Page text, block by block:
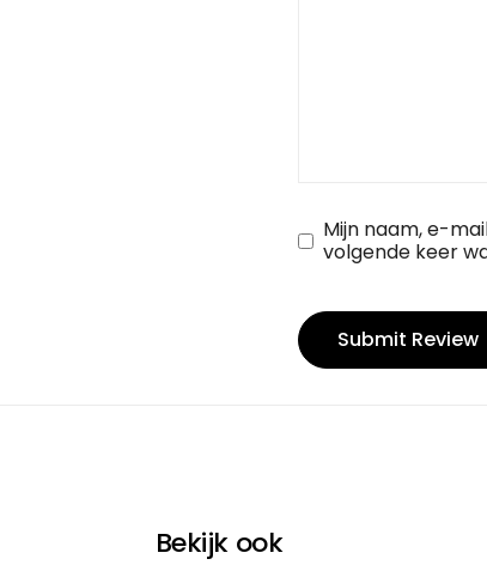
Mijn naam, e-
volgende keer
Bekijk ook